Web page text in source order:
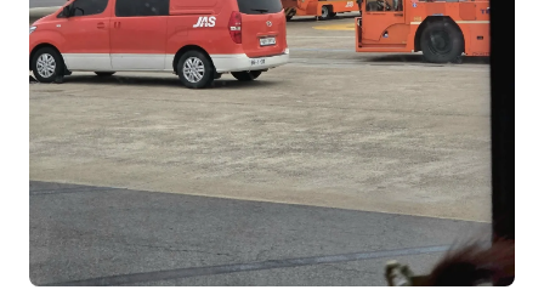
대면교육 후기
담당자·교육생 피드백
고객사 레퍼런스
온라인강의 수강 후기
AI입문